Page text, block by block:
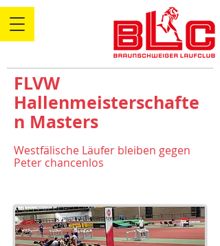
FLVW
Hallenmeisterschafte
n Masters
Westfälische Läufer bleiben gegen
Peter chancenlos